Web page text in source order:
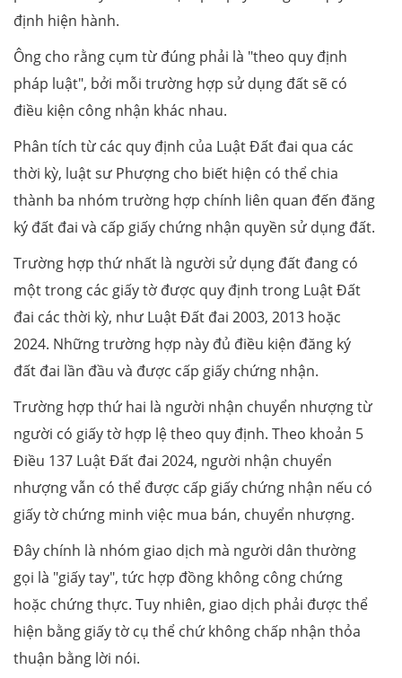
định hiện hành.
Ông cho rằng cụm từ đúng phải là "theo quy định
pháp luật", bởi mỗi trường hợp sử dụng đất sẽ có
điều kiện công nhận khác nhau.
Phân tích từ các quy định của Luật Đất đai qua các
thời kỳ, luật sư Phượng cho biết hiện có thể chia
thành ba nhóm trường hợp chính liên quan đến đăng
ký đất đai và cấp giấy chứng nhận quyền sử dụng đất.
Trường hợp thứ nhất là người sử dụng đất đang có
một trong các giấy tờ được quy định trong Luật Đất
đai các thời kỳ, như Luật Đất đai 2003, 2013 hoặc
2024. Những trường hợp này đủ điều kiện đăng ký
đất đai lần đầu và được cấp giấy chứng nhận.
Trường hợp thứ hai là người nhận chuyển nhượng từ
người có giấy tờ hợp lệ theo quy định. Theo khoản 5
Điều 137 Luật Đất đai 2024, người nhận chuyển
nhượng vẫn có thể được cấp giấy chứng nhận nếu có
giấy tờ chứng minh việc mua bán, chuyển nhượng.
Đây chính là nhóm giao dịch mà người dân thường
gọi là "giấy tay", tức hợp đồng không công chứng
hoặc chứng thực. Tuy nhiên, giao dịch phải được thể
hiện bằng giấy tờ cụ thể chứ không chấp nhận thỏa
thuận bằng lời nói.